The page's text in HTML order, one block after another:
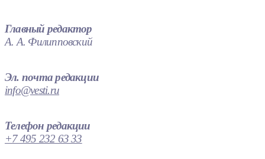
Главный редактор
А. А. Филипповский
Эл. почта редакции
info@vesti.ru
Телефон редакции
+7 495 232 63 33